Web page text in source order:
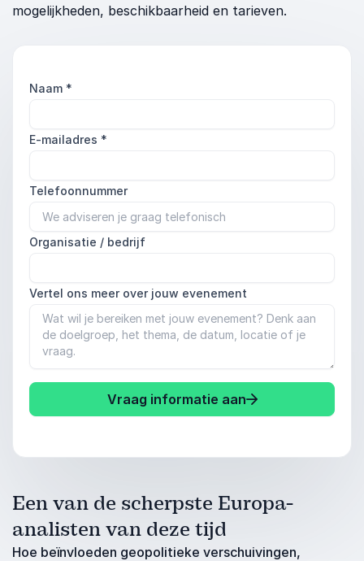
mogelijkheden, beschikbaarheid en tarieven.
Naam *
E-mailadres *
Telefoonnummer
Organisatie / bedrijf
Vertel ons meer over jouw evenement
Vraag informatie aan
Een van de scherpste Europa-
analisten van deze tijd
Hoe beïnvloeden geopolitieke verschuivingen,